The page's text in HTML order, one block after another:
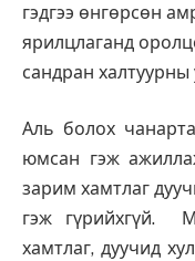
гэдгээ өнгөрсөн
ярилцлаганд
сандран халтуурны
Аль болох
юмсан гэж
зарим хамтлаг
гэж гүрийхгүй.
хамтлаг, дуучид